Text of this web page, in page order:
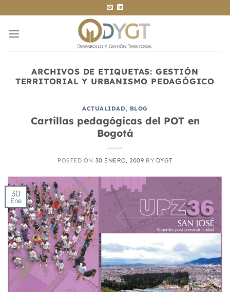
al
contenido
ARCHIVOS DE ETIQUETAS: GESTIÓN
TERRITORIAL Y URBANISMO PEDAGÓGICO
ACTUALIDAD, BLOG
Cartillas pedagógicas del POT en
Bogotá
POSTED ON 30 ENERO, 2009 BY DYGT
30
Ene